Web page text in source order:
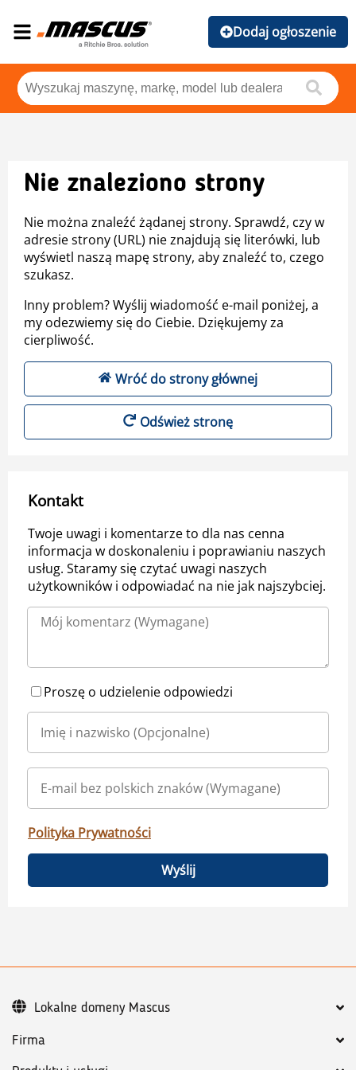
Dodaj ogłoszenie
Nie znaleziono strony
Nie można znaleźć żądanej strony. Sprawdź, czy w
adresie strony (URL) nie znajdują się literówki, lub
wyświetl naszą mapę strony, aby znaleźć to, czego
szukasz.
Inny problem? Wyślij wiadomość e-mail poniżej, a
my odezwiemy się do Ciebie. Dziękujemy za
cierpliwość.
Wróć do strony głównej
Odśwież stronę
Kontakt
Twoje uwagi i komentarze to dla nas cenna
informacja w doskonaleniu i poprawianiu naszych
usług. Staramy się czytać uwagi naszych
użytkowników i odpowiadać na nie jak najszybciej.
Proszę o udzielenie odpowiedzi
Polityka Prywatności
Wyślij
Firma
Lokalne domeny Mascus